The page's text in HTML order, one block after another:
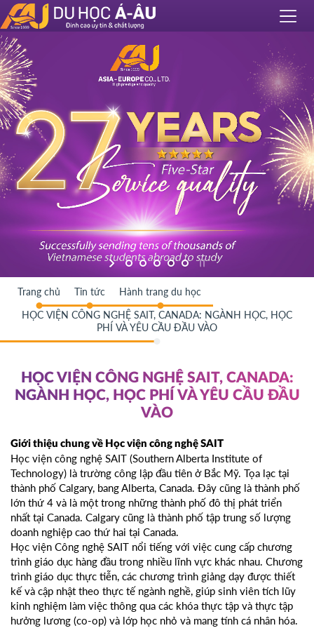
Trang chủ Tin tức Hành trang du học
HỌC VIỆN CÔNG NGHỆ SAIT, CANADA: NGÀNH HỌC, HỌC
PHÍ VÀ YÊU CẦU ĐẦU VÀO
HỌC VIỆN CÔNG NGHỆ SAIT, CANADA:
NGÀNH HỌC, HỌC PHÍ VÀ YÊU CẦU ĐẦU
VÀO
Giới thiệu chung về Học viện công nghệ SAIT
Học viện công nghệ SAIT (Southern Alberta Institute of
Technology) là trường công lập đầu tiên ở Bắc Mỹ. Tọa lạc tại
thành phố Calgary, bang Alberta, Canada. Đây cũng là thành phố
lớn thứ 4 và là một trong những thành phố đô thị phát triển
nhất tại Canada. Calgary cũng là thành phố tập trung số lượng
doanh nghiệp cao thứ hai tại Canada.
Học viện Công nghệ SAIT nổi tiếng với việc cung cấp chương
trình giáo dục hàng đầu trong nhiều lĩnh vực khác nhau. Chương
trình giáo dục thực tiễn, các chương trình giảng dạy được thiết
kế và cập nhật theo thực tế ngành nghề, giúp sinh viên tích lũy
kinh nghiệm làm việc thông qua các khóa thực tập và thực tập
hưởng lương (co-op) và lớp học nhỏ và mang tính cá nhân hóa.